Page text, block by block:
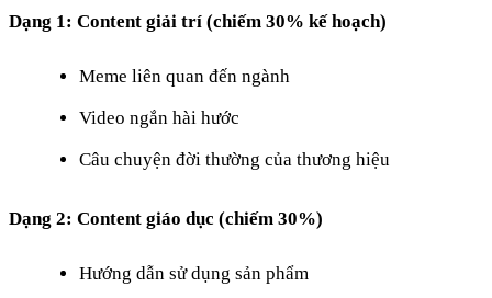
Dạng 1: Content giải trí (chiếm 30% kế hoạch)
Meme liên quan đến ngành
Video ngắn hài hước
Câu chuyện đời thường của thương hiệu
Dạng 2: Content giáo dục (chiếm 30%)
Hướng dẫn sử dụng sản phẩm